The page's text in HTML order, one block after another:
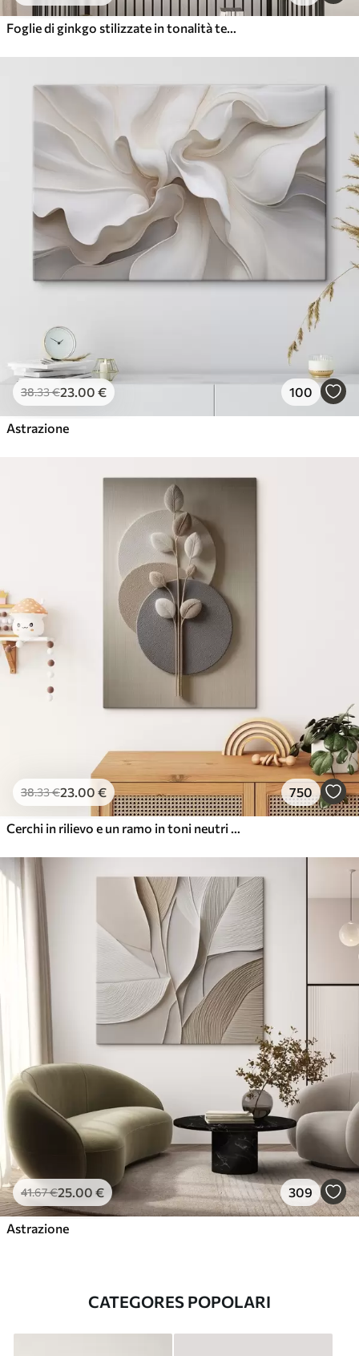
Foglie di ginkgo stilizzate in tonalità tenui
38.33€23.00 € 100
Astrazione
38.33€23.00 € 750
Cerchi in rilievo e un ramo in toni neutri caldi
41.67€25.00 € 309
Astrazione
CATEGORES POPOLARI